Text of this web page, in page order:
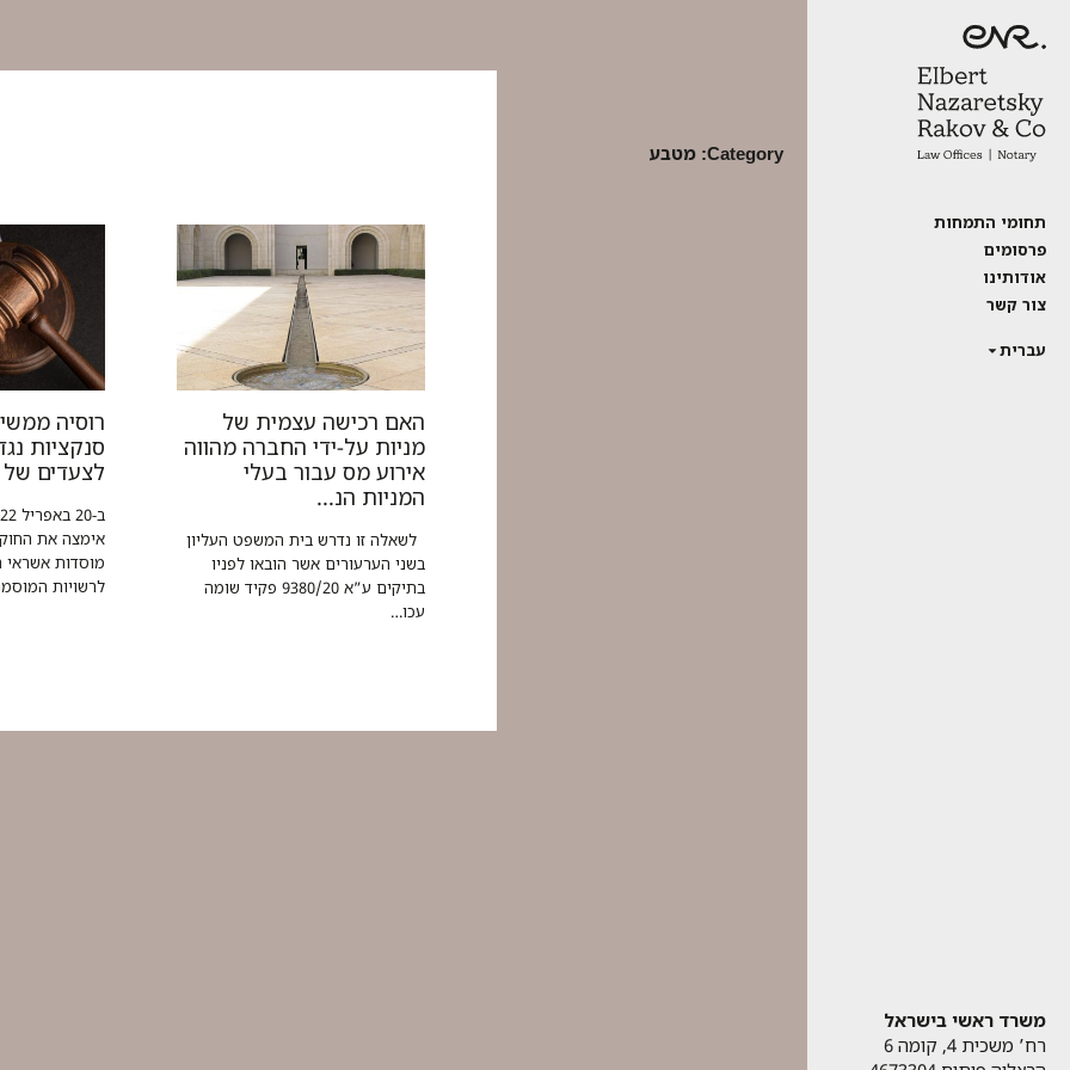
תחומי התמחות
פרסומים
אודותינו
צור קשר
עברית
משרד ראשי בישראל
רח’ משכית 4, קומה 6
Category: מטבע
האם רכישה עצמית של
מניות על-ידי החברה מהווה
אירוע מס עבור בעלי
המניות הנ...
לשאלה זו נדרש בית המשפט העליון
בשני הערעורים אשר הובאו לפניו
בתיקים ע”א 9380/20 פקיד שומה
עכו…
רוסיה
סנקציות
לצעדים
אימצה את
מוסדות אשראי
לרשויות